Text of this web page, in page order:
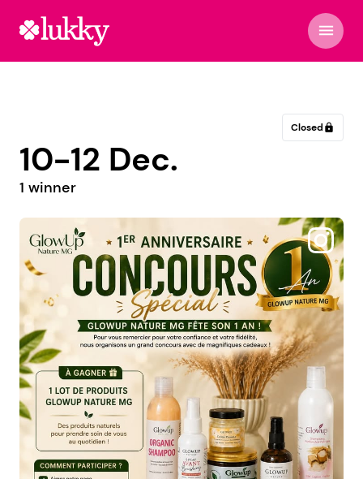
menu
Closed lock
10-12 Dec.
1 winner
@lasardineparisienne